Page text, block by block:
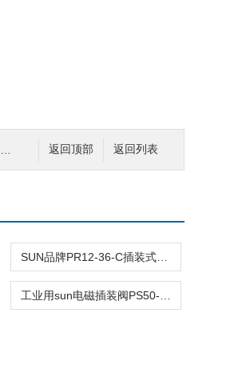
返回列表
返回顶部